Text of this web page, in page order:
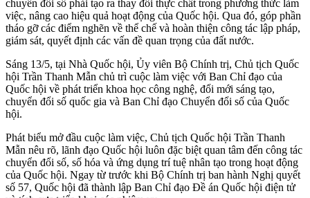
chuyển đổi số phải tạo ra thay đổi thực chất trong phương thức làm
việc, nâng cao hiệu quả hoạt động của Quốc hội. Qua đó, góp phần
tháo gỡ các điểm nghẽn về thể chế và hoàn thiện công tác lập pháp,
giám sát, quyết định các vấn đề quan trọng của đất nước.
Sáng 13/5, tại Nhà Quốc hội, Ủy viên Bộ Chính trị, Chủ tịch Quốc
hội Trần Thanh Mẫn chủ trì cuộc làm việc với Ban Chỉ đạo của
Quốc hội về phát triển khoa học công nghệ, đổi mới sáng tạo,
chuyển đổi số quốc gia và Ban Chỉ đạo Chuyển đổi số của Quốc
hội.
Phát biểu mở đầu cuộc làm việc, Chủ tịch Quốc hội Trần Thanh
Mẫn nêu rõ, lãnh đạo Quốc hội luôn đặc biệt quan tâm đến công tác
chuyển đổi số, số hóa và ứng dụng trí tuệ nhân tạo trong hoạt động
của Quốc hội. Ngay từ trước khi Bộ Chính trị ban hành Nghị quyết
số 57, Quốc hội đã thành lập Ban Chỉ đạo Đề án Quốc hội điện tử